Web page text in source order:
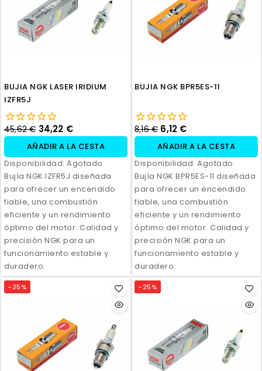
BUJIA NGK LASER IRIDIUM
IZFR5J
45,62 € 34,22 €
AÑADIR A LA CESTA
Disponibilidad: Agotado
Bujía NGK IZFR5J diseñada
para ofrecer un encendido
fiable, una combustión
eficiente y un rendimiento
óptimo del motor. Calidad y
precisión NGK para un
funcionamiento estable y
duradero.
BUJIA NGK BPR5ES-11
8,16 € 6,12 €
AÑADIR A LA CESTA
Disponibilidad: Agotado
Bujía NGK BPR5ES-11 diseñada
para ofrecer un encendido
fiable, una combustión
eficiente y un rendimiento
óptimo del motor. Calidad y
precisión NGK para un
funcionamiento estable y
duradero.
-25% -25%